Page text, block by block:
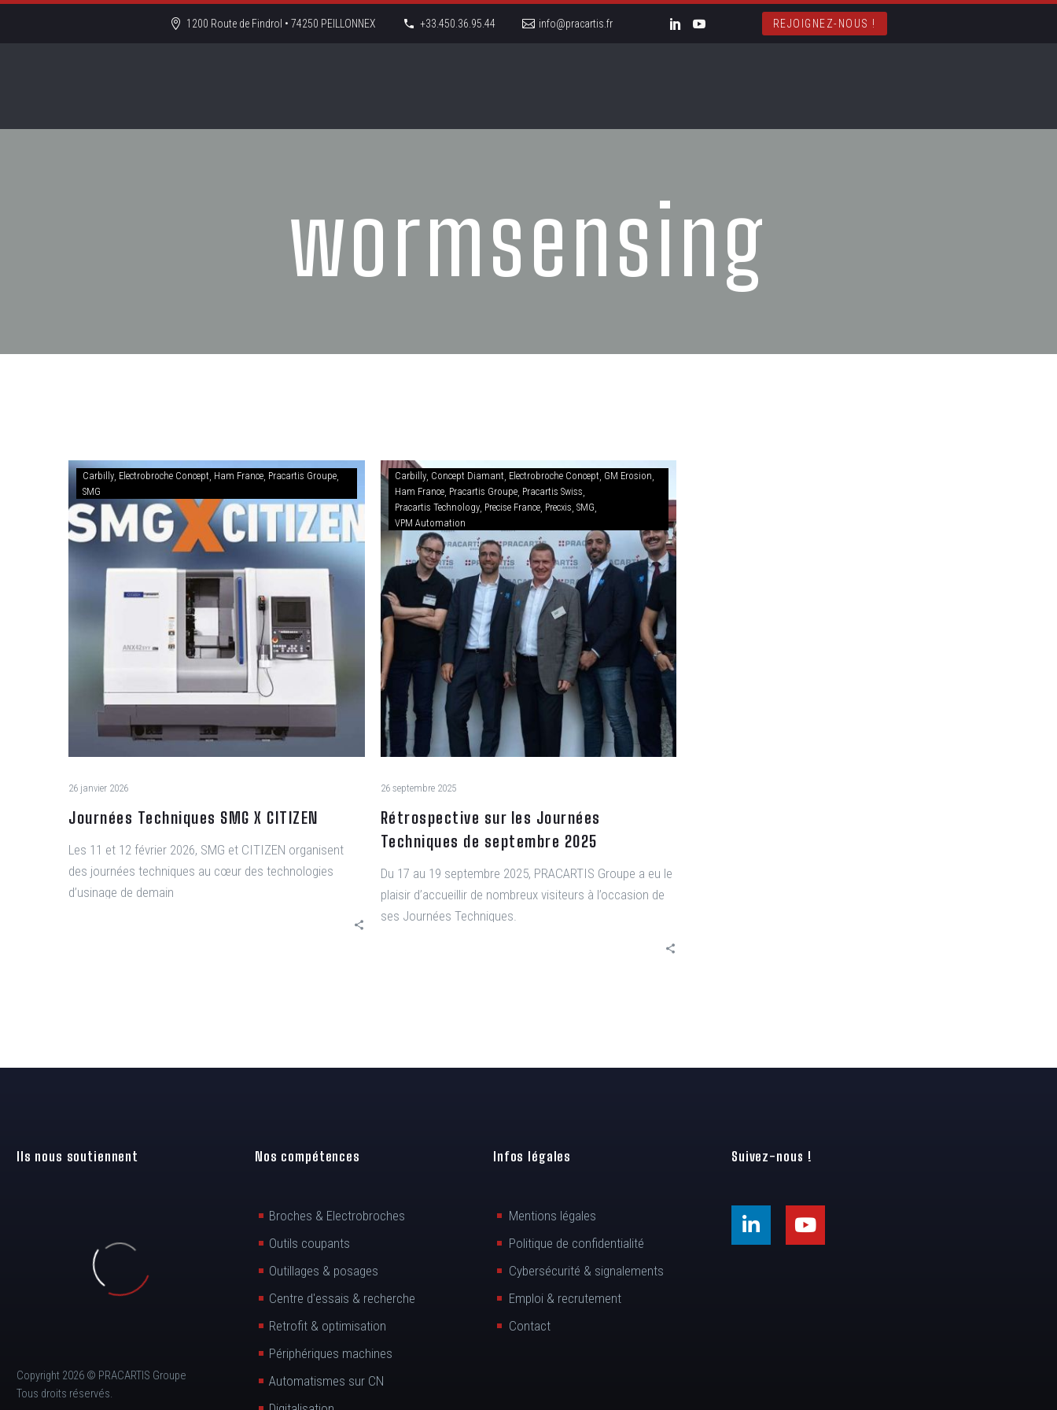
1200 Route de Findrol • 74250 PEILLONNEX +33.450.36.95.44 info@pracartis.fr REJOIGNEZ-NOUS !
wormsensing
Carbilly Electrobroche Concept Ham France Pracartis Groupe
SMG
26 janvier 2026
Journées Techniques SMG X CITIZEN
Les 11 et 12 février 2026, SMG et CITIZEN organisent
des journées techniques au cœur des technologies
d’usinage de demain
Carbilly Concept Diamant Electrobroche Concept GM Erosion
Ham France Pracartis Groupe Pracartis Swiss
Pracartis Technology Precise France Precxis SMG
VPM Automation
26 septembre 2025
Rétrospective sur les Journées
Techniques de septembre 2025
Du 17 au 19 septembre 2025, PRACARTIS Groupe a eu le
plaisir d’accueillir de nombreux visiteurs à l’occasion de
ses Journées Techniques.
Ils nous soutiennent
Copyright 2026 © PRACARTIS Groupe
Tous droits réservés.
Nos compétences
Broches & Electrobroches
Outils coupants
Outillages & posages
Centre d'essais & recherche
Retrofit & optimisation
Périphériques machines
Automatismes sur CN
Infos légales
Mentions légales
Politique de confidentialité
Cybersécurité & signalements
Emploi & recrutement
Contact
Suivez-nous !